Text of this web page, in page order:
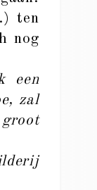
ten
nog
een
zal